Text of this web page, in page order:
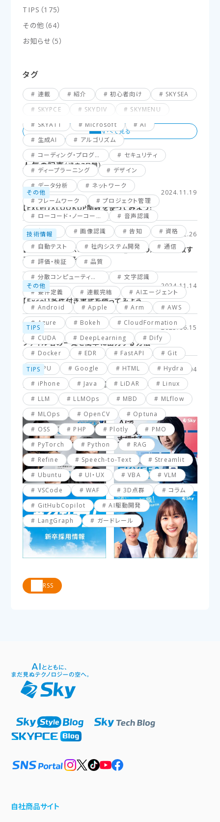
TIPS （175）
その他 （64）
お知らせ （5）
タグ
連載 紹介 初心者向け
SKYSEA
SKYPCE
SKYDIV
SKYMENU
SKYATT
Microsoft
AI
生成AI
アルゴリズム
コーディング・プログラミング
セキュリティ
ディープラーニング
デザイン
データ分析
ネットワーク
フレームワーク
プロジェクト管理
ローコード・ノーコード
音声認識
仮想化
画像認識 告知
資格
自動テスト
社内システム開発
通信
評価・検証
品質
分散コンピューティング
文字認識
要件定義
連載完結
AIエージェント
Android
Apple Arm
AWS
Azure
Bokeh
CloudFormation
CUDA
DeepLearning
Dify
Docker
EDR FastAPI
Git
GPU
Google HTML
Hydra
iPhone
Java LiDAR
Linux
LLM
LLMOps MBD
MLflow
MLOps
OpenCV
Optuna
OSS
PHP Plotly
PMO
PyTorch
Python
RAG
Refine
Speech-to-Text
Streamlit
Ubuntu
UI・UX VBA
VLM
VSCode
WAF 3D点群
コラム
GitHubCopilot
AI駆動開発
LangGraph
ガードレール
人気の記事（過去7日間）
その他 2024.11.19
【Excel】XLOOKUP関数を使ってみよう！
技術情報 2025.02.26
【Excel】XLOOKUP関数応用編_複数の条件に一致す
るセルを探してみよう！
その他 2024.11.14
【Excel】条件付き書式を使ってみよう
TIPS 2025.06.15
ファイル名の一覧を簡単に出力する方法
TIPS 2025.03.04
【VBA】最終行と最終列を簡単に取得する方法
RSS
自社商品サイト